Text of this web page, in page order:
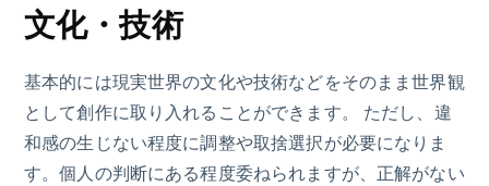
文化・技術
基本的には現実世界の文化や技術などをそのまま世界観
として創作に取り入れることができます。 ただし、違
和感の生じない程度に調整や取捨選択が必要になりま
す。個人の判断にある程度委ねられますが、正解がない